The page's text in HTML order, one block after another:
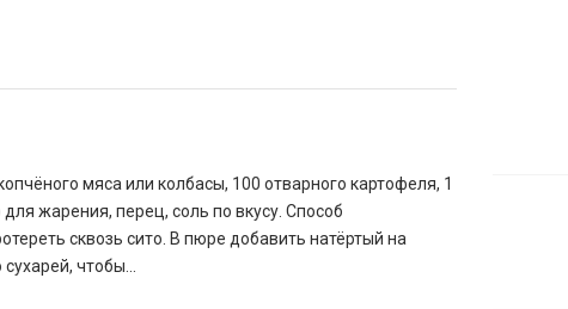
мяса или колбасы, 100 отварного картофеля, 1
жарения, перец, соль по вкусу. Способ
сквозь сито. В пюре добавить натёртый на
чтобы...